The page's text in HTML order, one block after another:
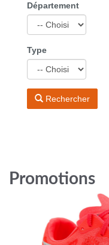
Département
Type
Rechercher
Promotions